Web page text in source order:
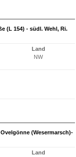
(L 154) - südl. Wehl, Ri.
Land
NW
(Wesermarsch)-
Land